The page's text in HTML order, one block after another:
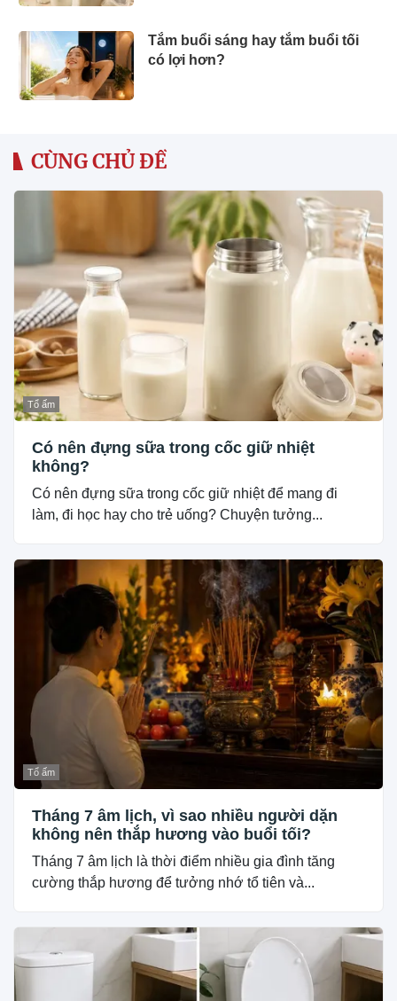
Tắm buổi sáng hay tắm buổi tối
có lợi hơn?
CÙNG CHỦ ĐỀ
Tổ ấm
Có nên đựng sữa trong cốc giữ nhiệt
không?
Có nên đựng sữa trong cốc giữ nhiệt để mang đi
làm, đi học hay cho trẻ uống? Chuyện tưởng...
Tổ ấm
Tháng 7 âm lịch, vì sao nhiều người dặn
không nên thắp hương vào buổi tối?
Tháng 7 âm lịch là thời điểm nhiều gia đình tăng
cường thắp hương để tưởng nhớ tổ tiên và...